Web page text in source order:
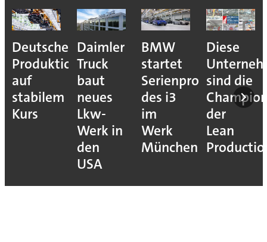
Deutsche
Produktion
auf
stabilem
Kurs
Daimler
Truck
baut
neues
Lkw-
Werk in
den
USA
BMW
startet
Serienproduktion
des i3
im
Werk
München
Diese
sind die
der
Lean